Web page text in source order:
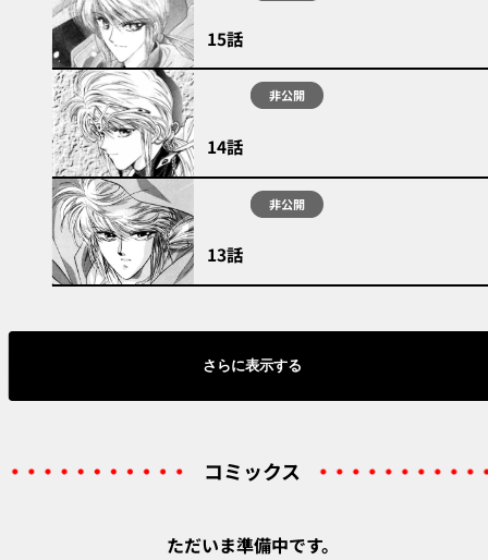
15話
非公開
14話
非公開
13話
さらに表示する
コミックス
ただいま準備中です。